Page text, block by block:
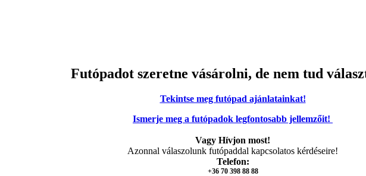
Futópadot szeretne vásárolni, de nem tud
Tekintse meg futópad ajánlatainkat!
Ismerje meg a futópadok legfontosabb jellemzőit!
Vagy Hívjon most!
Azonnal válaszolunk futópaddal kapcsolatos kérdéseire!
Telefon:
+36 70 398 88 88